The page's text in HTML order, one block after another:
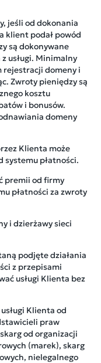
jeśli od dokonania
klient podał powód
są dokonywane
usługi. Minimalny
rejestracji domeny i
Zwroty pieniędzy są
kosztu
i bonusów.
domeny
Klienta może
systemu płatności.
premii od firmy
płatności za zwroty
i dzierżawy sieci
podjęte działania
z przepisami
usługi Klienta bez
Klienta od
praw
od organizacji
(marek), skarg
nielegalnego